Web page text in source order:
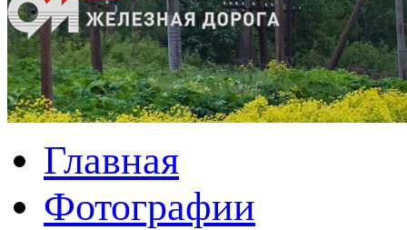
Главная
Фотографии